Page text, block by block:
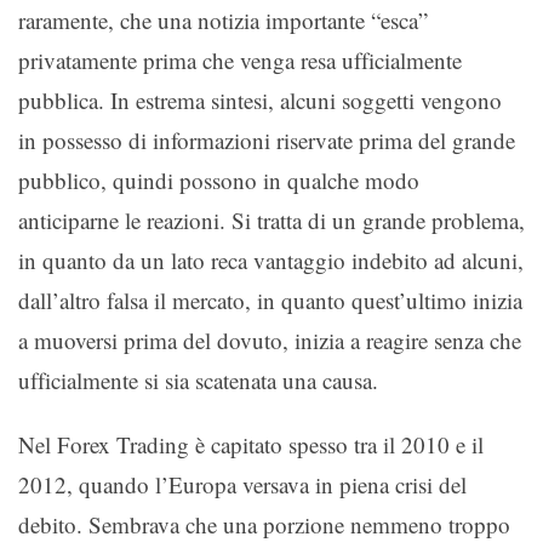
raramente, che una notizia importante “esca”
privatamente prima che venga resa ufficialmente
pubblica. In estrema sintesi, alcuni soggetti vengono
in possesso di informazioni riservate prima del grande
pubblico, quindi possono in qualche modo
anticiparne le reazioni. Si tratta di un grande problema,
in quanto da un lato reca vantaggio indebito ad alcuni,
dall’altro falsa il mercato, in quanto quest’ultimo inizia
a muoversi prima del dovuto, inizia a reagire senza che
ufficialmente si sia scatenata una causa.
Nel Forex Trading è capitato spesso tra il 2010 e il
2012, quando l’Europa versava in piena crisi del
debito. Sembrava che una porzione nemmeno troppo